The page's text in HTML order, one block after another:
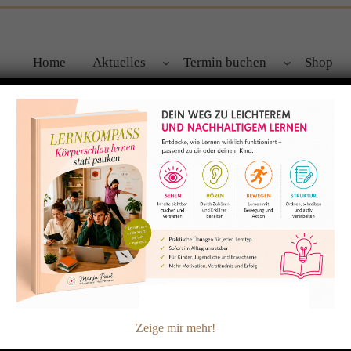
Home Aktuelles Termin buchen Shop
zapplig- unkonzentriert?
Zeige mir mehr!